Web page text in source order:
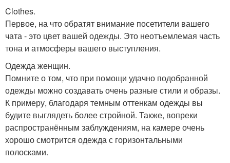
Clothes.
Первое, на что обратят внимание посетители вашего
чата - это цвет вашей одежды. Это неотъемлемая часть
тона и атмосферы вашего выступления.
Одежда женщин.
Помните о том, что при помощи удачно подобранной
одежды можно создавать очень разные стили и образы.
К примеру, благодаря темным оттенкам одежды вы
будите выглядеть более стройной. Также, вопреки
распространённым заблуждениям, на камере очень
хорошо смотрится одежда с горизонтальными
полосками.